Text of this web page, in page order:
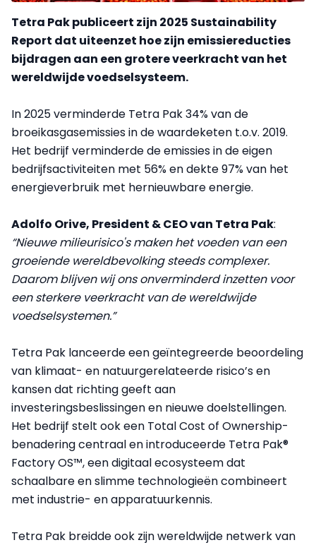
Tetra Pak publiceert zijn 2025 Sustainability
Report dat uiteenzet hoe zijn emissiereducties
bijdragen aan een grotere veerkracht van het
wereldwijde voedselsysteem.
In 2025 verminderde Tetra Pak 34% van de
broeikasgasemissies in de waardeketen t.o.v. 2019.
Het bedrijf verminderde de emissies in de eigen
bedrijfsactiviteiten met 56% en dekte 97% van het
energieverbruik met hernieuwbare energie.
Adolfo Orive, President & CEO van Tetra Pak:
“Nieuwe milieurisico's maken het voeden van een
groeiende wereldbevolking steeds complexer.
Daarom blijven wij ons onverminderd inzetten voor
een sterkere veerkracht van de wereldwijde
voedselsystemen.”
Tetra Pak lanceerde een geïntegreerde beoordeling
van klimaat- en natuurgerelateerde risico’s en
kansen dat richting geeft aan
investeringsbeslissingen en nieuwe doelstellingen.
Het bedrijf stelt ook een Total Cost of Ownership-
benadering centraal en introduceerde Tetra Pak®
Factory OS™, een digitaal ecosysteem dat
schaalbare en slimme technologieën combineert
met industrie- en apparatuurkennis.
Tetra Pak breidde ook zijn wereldwijde netwerk van